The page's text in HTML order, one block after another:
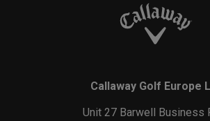
Callaway Golf Europe
Unit 27 Barwell Business